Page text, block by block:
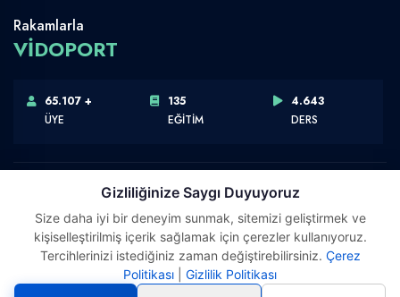
Rakamlarla
VİDOPORT
65.107 +
ÜYE
135
EĞİTİM
4.643
DERS
Telif Hakkı © 2026 Vidoport, Inc.
Software,Design & Development:Webimonline
Gizliliğinize Saygı Duyuyoruz
Size daha iyi bir deneyim sunmak, sitemizi geliştirmek ve
kişiselleştirilmiş içerik sağlamak için çerezler kullanıyoruz.
Tercihlerinizi istediğiniz zaman değiştirebilirsiniz. Çerez
Politikası
Gizlilik Politikası